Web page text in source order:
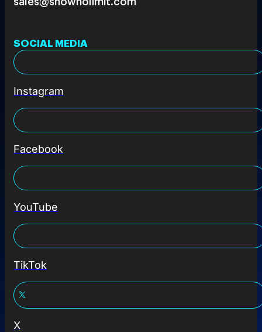
SOCIAL MEDIA
Instagram
Facebook
YouTube
TikTok
X